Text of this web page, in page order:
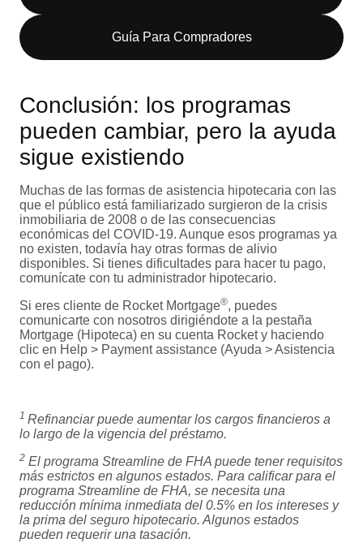
Guía Para Compradores
Conclusión: los programas
pueden cambiar, pero la ayuda
sigue existiendo
Muchas de las formas de asistencia hipotecaria con las
que el público está familiarizado surgieron de la crisis
inmobiliaria de 2008 o de las consecuencias
económicas del COVID-19. Aunque esos programas ya
no existen, todavía hay otras formas de alivio
disponibles. Si tienes dificultades para hacer tu pago,
comunícate con tu administrador hipotecario.
Si eres cliente de Rocket Mortgage®, puedes
comunicarte con nosotros dirigiéndote a la pestaña
Mortgage (Hipoteca) en su cuenta Rocket y haciendo
clic en Help > Payment assistance (Ayuda > Asistencia
con el pago).
1 Refinanciar puede aumentar los cargos financieros a
lo largo de la vigencia del préstamo.
2 El programa Streamline de FHA puede tener requisitos
más estrictos en algunos estados. Para calificar para el
programa Streamline de FHA, se necesita una
reducción mínima inmediata del 0.5% en los intereses y
la prima del seguro hipotecario. Algunos estados
pueden requerir una tasación.